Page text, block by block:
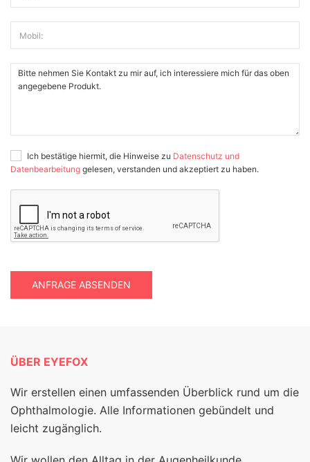
Mobil:
Ich bestätige hiermit, die Hinweise zu Datenschutz und
Datenbearbeitung gelesen, verstanden und akzeptiert zu haben.
ANFRAGE ABSENDEN
ÜBER EYEFOX
Wir erstellen einen umfassenden Überblick rund um die
Ophthalmologie. Alle Informationen gebündelt und
leicht zugänglich.